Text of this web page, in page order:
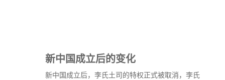
新中国成立后的变化
新中国成立后，李氏土司的特权正式被取消，李氏